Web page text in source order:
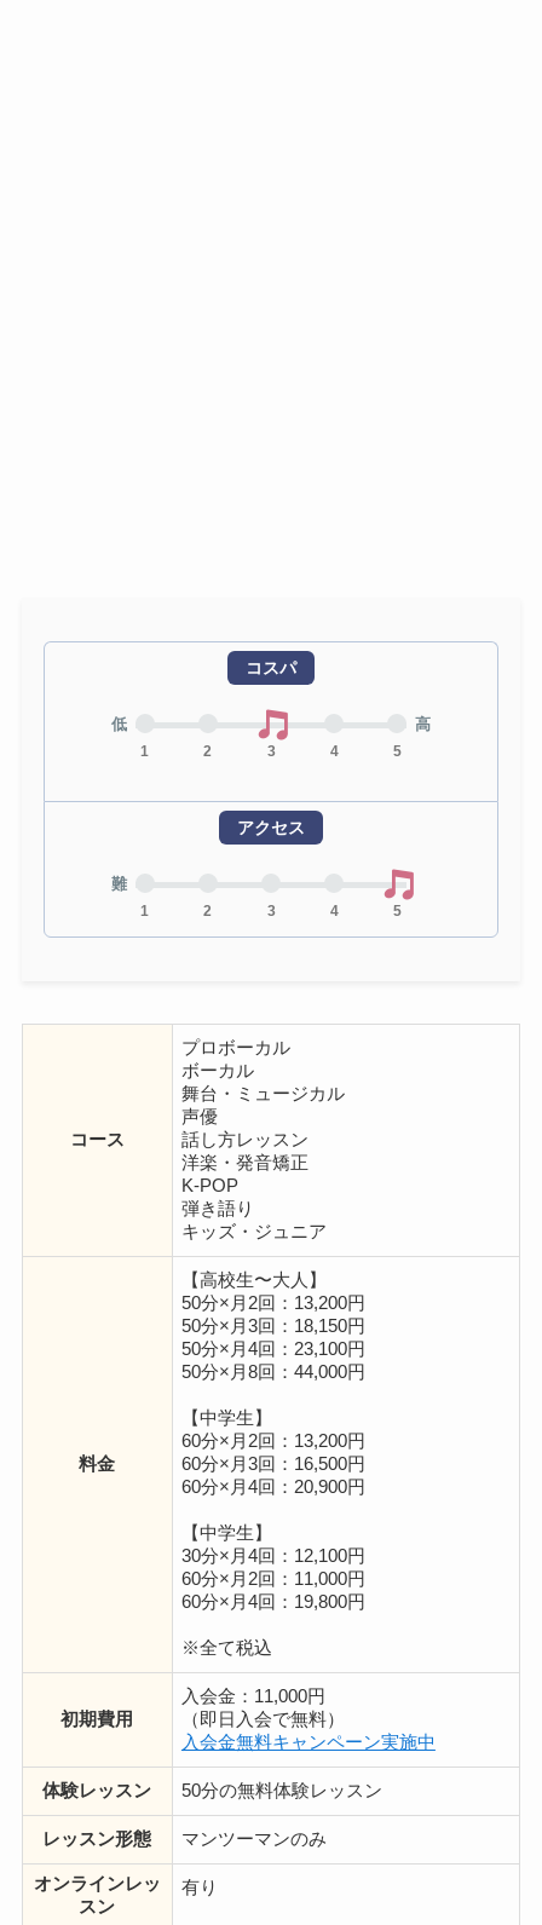
コスパ
低
1 2 3 4 5
高
アクセス
難
1 2 3 4 5
コース
プロボーカル
ボーカル
舞台・ミュージカル
声優
話し方レッスン
洋楽・発音矯正
K-POP
弾き語り
キッズ・ジュニア
料金
【高校生〜大人】
50分×月2回：13,200円
50分×月3回：18,150円
50分×月4回：23,100円
50分×月8回：44,000円
【中学生】
60分×月2回：13,200円
60分×月3回：16,500円
60分×月4回：20,900円
【中学生】
30分×月4回：12,100円
60分×月2回：11,000円
60分×月4回：19,800円
※全て税込
初期費用
入会金：11,000円
（即日入会で無料）
入会金無料キャンペーン実施中
体験レッスン 50分の無料体験レッスン
レッスン形態 マンツーマンのみ
オンラインレッ
スン
有り